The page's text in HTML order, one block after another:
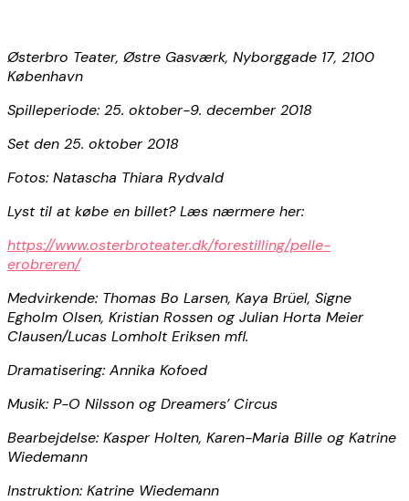
Østerbro Teater, Østre Gasværk, Nyborggade 17, 2100
København
Spilleperiode: 25. oktober-9. december 2018
Set den 25. oktober 2018
Fotos: Natascha Thiara Rydvald
Lyst til at købe en billet? Læs nærmere her:
https://www.osterbroteater.dk/forestilling/pelle-
erobreren/
Medvirkende: Thomas Bo Larsen, Kaya Brüel, Signe
Egholm Olsen, Kristian Rossen og Julian Horta Meier
Clausen/Lucas Lomholt Eriksen mfl.
Dramatisering: Annika Kofoed
Musik: P-O Nilsson og Dreamers’ Circus
Bearbejdelse: Kasper Holten, Karen-Maria Bille og Katrine
Wiedemann
Instruktion: Katrine Wiedemann